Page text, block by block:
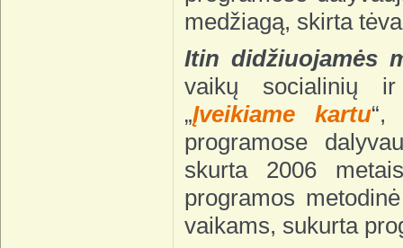
medžiagą, skirta
Itin didžiuojamės
vaikų socialinių ir
„Įveikiame kartu“,
programose
skurta 2006
programos
vaikams, sukurta